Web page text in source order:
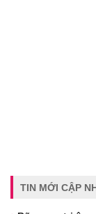
TIN MỚI CẬP